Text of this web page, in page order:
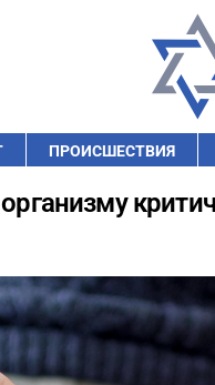
ПРОИСШЕСТВИЯ